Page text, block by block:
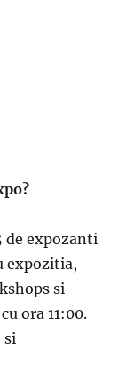
de expozanti
expozitia,
si
ora 11:00.
si